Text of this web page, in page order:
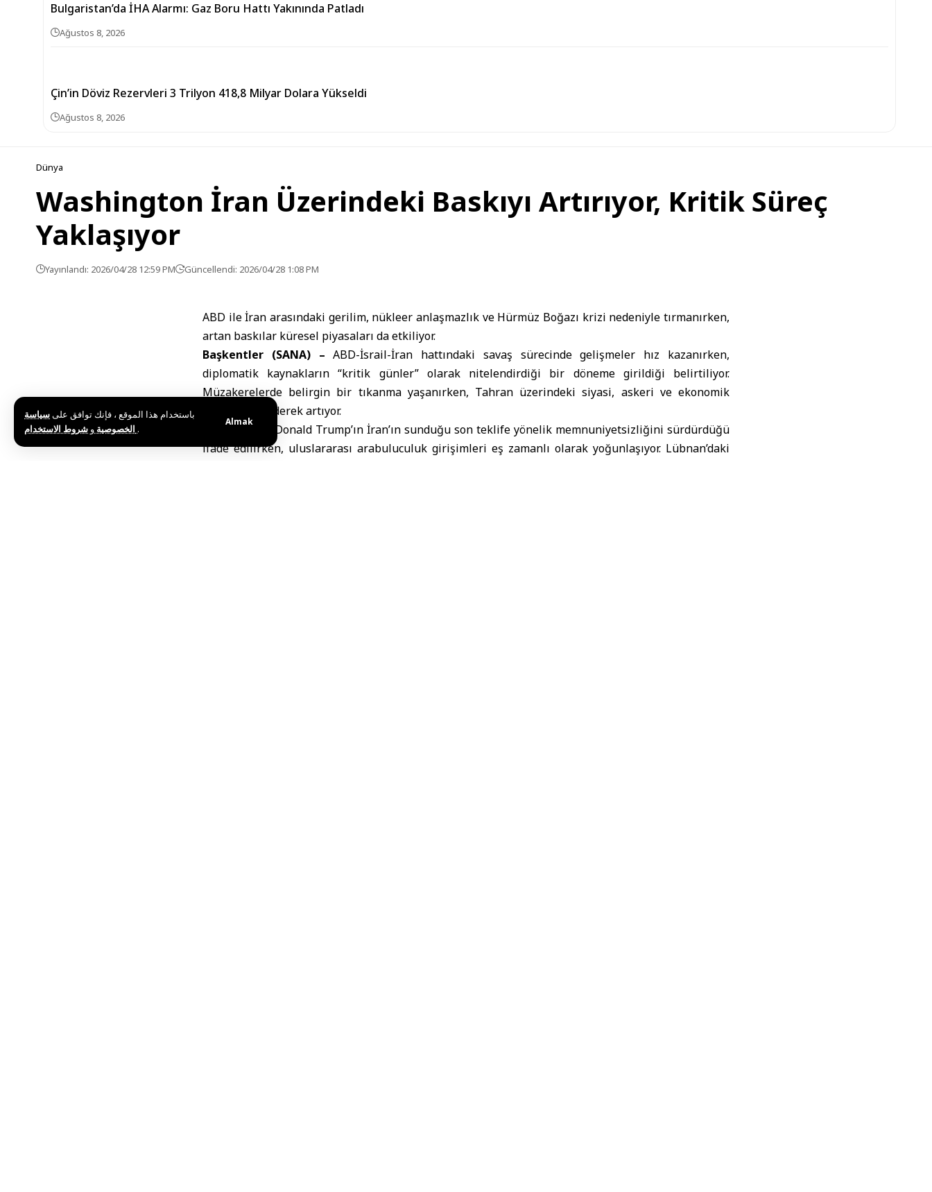
باستخدام هذا الموقع ، فإنك توافق علىسياسة
الخصوصية و .
Almak
Bulgaristan’da İHA Alarmı: Gaz Boru Hattı Yakınında Patladı
Ağustos 8, 2026
Çin’in Döviz Rezervleri 3 Trilyon 418,8 Milyar Dolara Yükseldi
Ağustos 8, 2026
Dünya
Washington İran Üzerindeki Baskıyı Artırıyor, Kritik Süreç
Yaklaşıyor
Yayınlandı: 2026/04/28 12:59 PM Güncellendi: 2026/04/28 1:08 PM
ABD ile İran arasındaki gerilim, nükleer anlaşmazlık ve Hürmüz Boğazı krizi nedeniyle tırmanırken,
artan baskılar küresel piyasaları da etkiliyor.
Başkentler (SANA) –ABD-İsrail-İran hattındaki savaş sürecinde gelişmeler hız kazanırken,
diplomatik kaynakların “kritik günler” olarak nitelendirdiği bir döneme girildiği belirtiliyor.
Müzakerelerde belirgin bir tıkanma yaşanırken, Tahran üzerindeki siyasi, askeri ve ekonomik
baskılar da giderek artıyor.
ABD Başkanı
Donald Trump’ın İran’ın sunduğu son teklife yönelik memnuniyetsizliğini sürdürdüğü
ifade edilirken, uluslararası arabuluculuk girişimleri eş zamanlı olarak yoğunlaşıyor. Lübnan’daki